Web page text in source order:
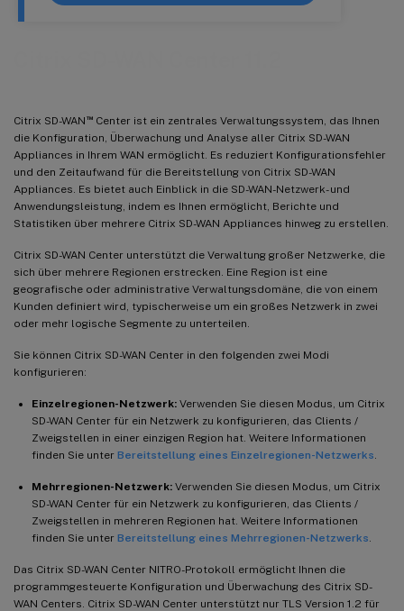
Citrix SD-WAN ™Center ist ein zentrales Verwaltungssystem, das Ihnen
die Konfiguration, Überwachung und Analyse aller Citrix SD-WAN
Appliances in Ihrem WAN ermöglicht. Es reduziert Konfigurationsfehler
und den Zeitaufwand für die Bereitstellung von Citrix SD-WAN
Appliances. Es bietet auch Einblick in die SD-WAN-Netzwerk- und
Anwendungsleistung, indem es Ihnen ermöglicht, Berichte und
Statistiken über mehrere Citrix SD-WAN Appliances hinweg zu erstellen.
Citrix SD-WAN Center unterstützt die Verwaltung großer Netzwerke, die
sich über mehrere Regionen erstrecken. Eine Region ist eine
geografische oder administrative Verwaltungsdomäne, die von einem
Kunden definiert wird, typischerweise um ein großes Netzwerk in zwei
oder mehr logische Segmente zu unterteilen.
Sie können Citrix SD-WAN Center in den folgenden zwei Modi
konfigurieren:
Einzelregionen-Netzwerk: Verwenden Sie diesen Modus, um Citrix
SD-WAN Center für ein Netzwerk zu konfigurieren, das Clients /
Zweigstellen in einer einzigen Region hat. Weitere Informationen
finden Sie unter Bereitstellung eines Einzelregionen-Netzwerks
Mehrregionen-Netzwerk: Verwenden Sie diesen Modus, um Citrix
SD-WAN Center für ein Netzwerk zu konfigurieren, das Clients /
Zweigstellen in mehreren Regionen hat. Weitere Informationen
finden Sie unter Bereitstellung eines Mehrregionen-Netzwerks
Das Citrix SD-WAN Center NITRO-Protokoll ermöglicht Ihnen die
programmgesteuerte Konfiguration und Überwachung des Citrix SD-
WAN Centers. Citrix SD-WAN Center unterstützt nur TLS Version 1.2 für